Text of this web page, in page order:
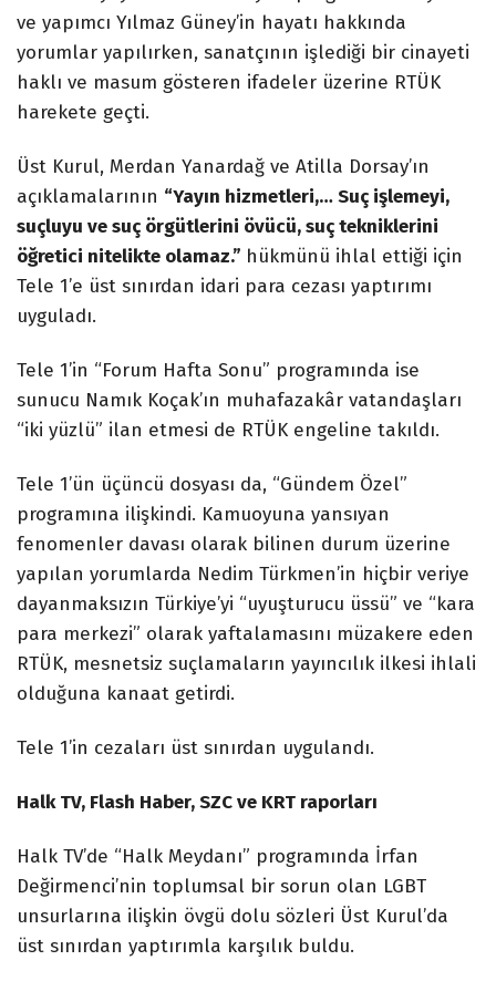
ve yapımcı Yılmaz Güney’in hayatı hakkında
yorumlar yapılırken, sanatçının işlediği bir cinayeti
haklı ve masum gösteren ifadeler üzerine RTÜK
harekete geçti.
Üst Kurul, Merdan Yanardağ ve Atilla Dorsay’ın
açıklamalarının “Yayın hizmetleri,… Suç işlemeyi,
suçluyu ve suç örgütlerini övücü, suç tekniklerini
öğretici nitelikte olamaz.” hükmünü ihlal ettiği için
Tele 1’e üst sınırdan idari para cezası yaptırımı
uyguladı.
Tele 1’in “Forum Hafta Sonu” programında ise
sunucu Namık Koçak’ın muhafazakâr vatandaşları
“iki yüzlü” ilan etmesi de RTÜK engeline takıldı.
Tele 1’ün üçüncü dosyası da, “Gündem Özel”
programına ilişkindi. Kamuoyuna yansıyan
fenomenler davası olarak bilinen durum üzerine
yapılan yorumlarda Nedim Türkmen’in hiçbir veriye
dayanmaksızın Türkiye’yi “uyuşturucu üssü” ve “kara
para merkezi” olarak yaftalamasını müzakere eden
RTÜK, mesnetsiz suçlamaların yayıncılık ilkesi ihlali
olduğuna kanaat getirdi.
Tele 1’in cezaları üst sınırdan uygulandı.
Halk TV, Flash Haber, SZC ve KRT raporları
Halk TV’de “Halk Meydanı” programında İrfan
Değirmenci’nin toplumsal bir sorun olan LGBT
unsurlarına ilişkin övgü dolu sözleri Üst Kurul’da
üst sınırdan yaptırımla karşılık buldu.